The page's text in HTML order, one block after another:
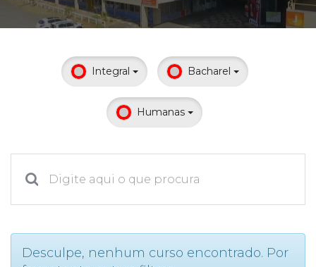
Prouni
Desconto de pontualidade
UATI
Integral Bacharel
Humanas
Desculpe, nenhum curso encontrado. Por